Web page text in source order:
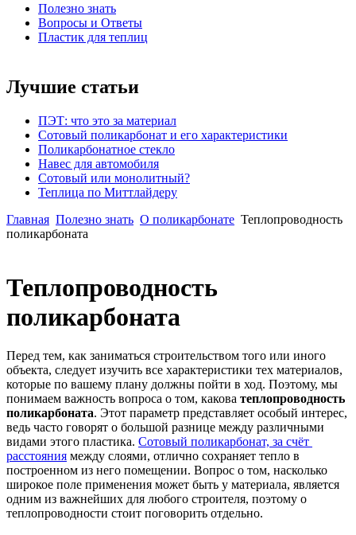
Полезно знать
Вопросы и Ответы
Пластик для теплиц
Лучшие статьи
ПЭТ: что это за материал
Сотовый поликарбонат и его характеристики
Поликарбонатное стекло
Навес для автомобиля
Сотовый или монолитный?
Теплица по Миттлайдеру
Главная Полезно знать О поликарбонате Теплопроводность
поликарбоната
Теплопроводность
поликарбоната
Перед тем, как заниматься строительством того или иного
объекта, следует изучить все характеристики тех материалов,
которые по вашему плану должны пойти в ход. Поэтому, мы
понимаем важность вопроса о том, какова теплопроводность
поликарбоната. Этот параметр представляет особый интерес,
ведь часто говорят о большой разнице между различными
видами этого пластика. Сотовый поликарбонат, за счёт
расстояния между слоями, отлично сохраняет тепло в
построенном из него помещении. Вопрос о том, насколько
широкое поле применения может быть у материала, является
одним из важнейших для любого строителя, поэтому о
теплопроводности стоит поговорить отдельно.